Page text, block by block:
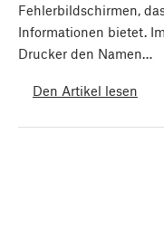
Fehlerbildschirmen,
Informationen bietet.
Drucker den Namen…
Den Artikel lesen